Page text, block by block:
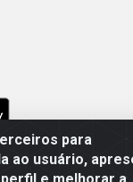
para
ao usuário,
- Av. Durval de Góes